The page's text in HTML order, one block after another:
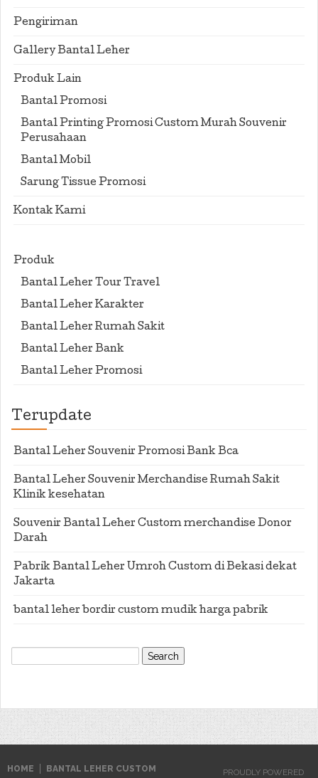
Pengiriman
Gallery Bantal Leher
Produk Lain
Bantal Promosi
Bantal Printing Promosi Custom Murah Souvenir
Perusahaan
Bantal Mobil
Sarung Tissue Promosi
Kontak Kami
Produk
Bantal Leher Tour Travel
Bantal Leher Karakter
Bantal Leher Rumah Sakit
Bantal Leher Bank
Bantal Leher Promosi
Terupdate
Bantal Leher Souvenir Promosi Bank Bca
Bantal Leher Souvenir Merchandise Rumah Sakit
Klinik kesehatan
Souvenir Bantal Leher Custom merchandise Donor
Darah
Pabrik Bantal Leher Umroh Custom di Bekasi dekat
Jakarta
bantal leher bordir custom mudik harga pabrik
Search
for:
HOME BANTAL LEHER CUSTOM PROUDLY POWERED